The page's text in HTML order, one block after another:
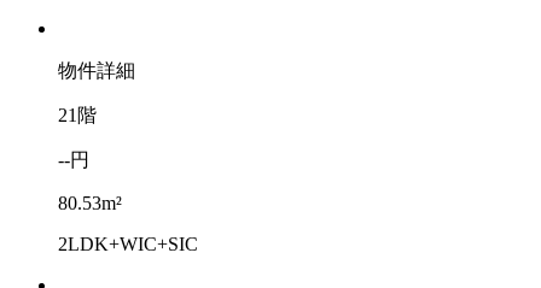
物件詳細
21階
--円
80.53m²
2LDK+WIC+SIC